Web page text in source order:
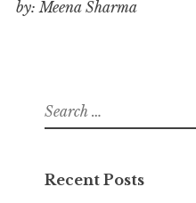
by: Meena Sharma
Search
for:
Recent Posts